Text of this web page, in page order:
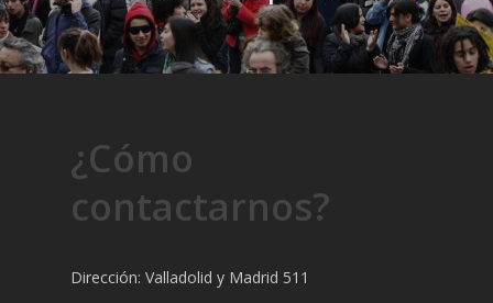
¿Cómo
contactarnos?
Dirección: Valladolid y Madrid 511